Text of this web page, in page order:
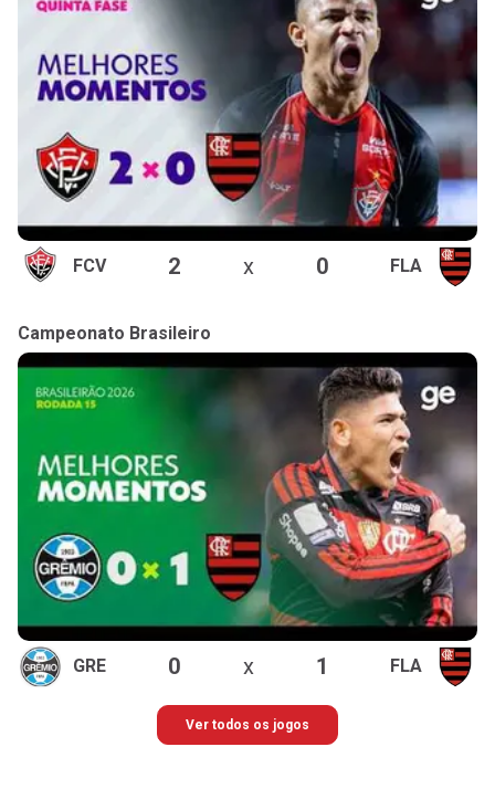
FCV 2 x 0 FLA
Campeonato Brasileiro
GRE 0 x 1 FLA
Ver todos os jogos